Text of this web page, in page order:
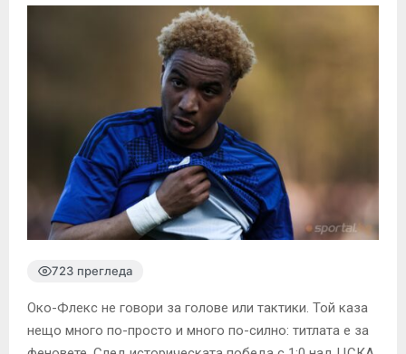
723 прегледа
Око-Флекс не говори за голове или тактики. Той каза
нещо много по-просто и много по-силно: титлата е за